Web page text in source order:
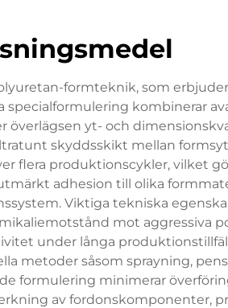
formteknik, som
kombinerar
yt- och
skyddsskikt mellan
flera produktionscykler, vilket
adhesion till olika
Viktiga tekniska
mot aggressiva
under långa
metoder såsom sprayning,
formulering minimerar
av fordonskomponenter,